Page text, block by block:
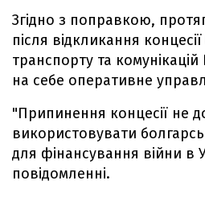
Згідно з поправкою,
після відкликання
транспорту та комунікацій
на себе оперативне
"Припинення концесії не
використовувати
для фінансування війни в
повідомленні.